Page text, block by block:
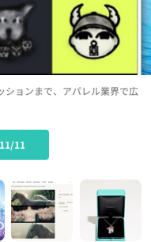
ションまで、アパレル業界で広
11/11